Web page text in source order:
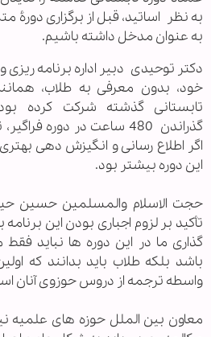
به نظر اساتید، قبل از برگزاری دورۀ
به عنوان مدخل داشته باشیم.
دکتر توحیدی دبیر اداره برنامه
خود، بدون معرفی به طلاب،
تابستانی گذشته شرکت کرده
گذراندن
480 ساعت در دوره
اگر اطلاع رسانی و انگیزش دهی
این دوره بیشتر بود.
حجت الاسلام والمسلمین حسین
تأکید بر لزوم اجباری بودن این
گذاری ما در این دوره ها نباید
باشد بلکه طلاب باید بدانند که
واسطه ترجمه از دروس حوزوی آنان
معاون بین الملل حوزه های علمیه